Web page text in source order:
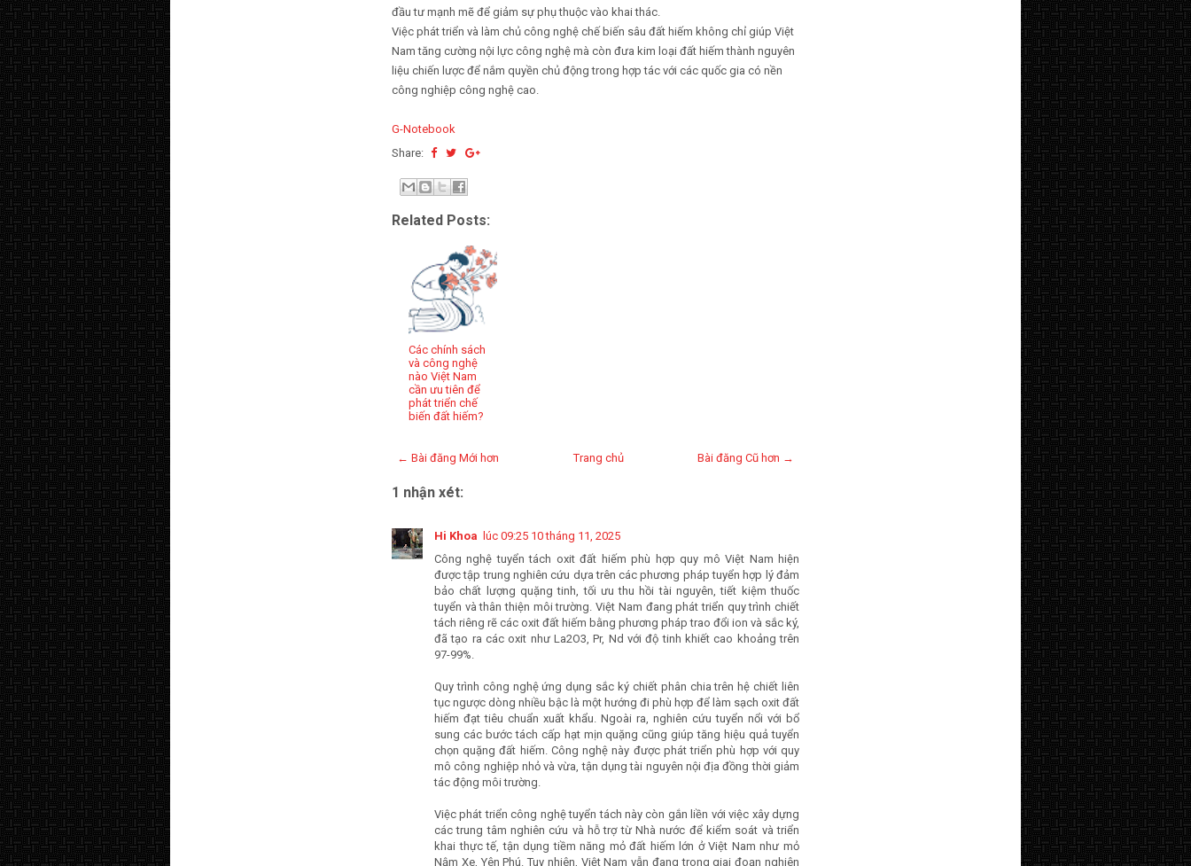
đầu tư mạnh mẽ để giảm sự phụ thuộc vào khai thác.
Việc phát triển và làm chủ công nghệ chế biến sâu đất hiếm không chỉ giúp Việt
Nam tăng cường nội lực công nghệ mà còn đưa kim loại đất hiếm thành nguyên
liệu chiến lược để nắm quyền chủ động trong hợp tác với các quốc gia có nền
công nghiệp công nghệ cao.
G-Notebook
Share:
Related Posts:
Các chính sách
và công nghệ
nào Việt Nam
cần ưu tiên để
phát triển chế
biến đất hiếm?
← Bài đăng Mới hơn Bài đăng Cũ hơn →
Trang chủ
1 nhận xét:
Hi Khoa lúc 09:25 10 tháng 11, 2025
Công nghệ tuyển tách oxit đất hiếm phù hợp quy mô Việt Nam hiện
được tập trung nghiên cứu dựa trên các phương pháp tuyển hợp lý đảm
bảo chất lượng quặng tinh, tối ưu thu hồi tài nguyên, tiết kiệm thuốc
tuyển và thân thiện môi trường. Việt Nam đang phát triển quy trình chiết
tách riêng rẽ các oxit đất hiếm bằng phương pháp trao đổi ion và sắc ký,
đã tạo ra các oxit như La2O3, Pr, Nd với độ tinh khiết cao khoảng trên
97-99%.
Quy trình công nghệ ứng dụng sắc ký chiết phân chia trên hệ chiết liên
tục ngược dòng nhiều bậc là một hướng đi phù hợp để làm sạch oxit đất
hiếm đạt tiêu chuẩn xuất khẩu. Ngoài ra, nghiên cứu tuyển nổi với bổ
sung các bước tách cấp hạt mịn quặng cũng giúp tăng hiệu quả tuyển
chọn quặng đất hiếm. Công nghệ này được phát triển phù hợp với quy
mô công nghiệp nhỏ và vừa, tận dụng tài nguyên nội địa đồng thời giảm
tác động môi trường.
Việc phát triển công nghệ tuyển tách này còn gắn liền với việc xây dựng
các trung tâm nghiên cứu và hỗ trợ từ Nhà nước để kiểm soát và triển
khai thực tế, tận dụng tiềm năng mỏ đất hiếm lớn ở Việt Nam như mỏ
Nậm Xe, Yên Phú. Tuy nhiên, Việt Nam vẫn đang trong giai đoạn nghiên